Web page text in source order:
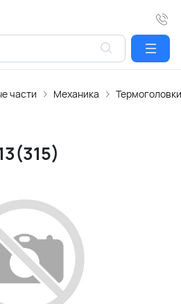
части Механика Термоголовки